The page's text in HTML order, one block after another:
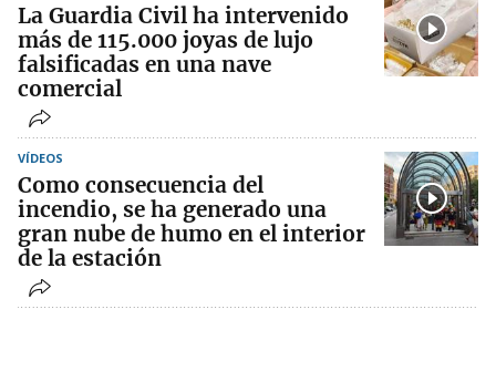
La Guardia Civil ha intervenido
más de 115.000 joyas de lujo
falsificadas en una nave
comercial
VÍDEOS
Como consecuencia del
incendio, se ha generado una
gran nube de humo en el interior
de la estación